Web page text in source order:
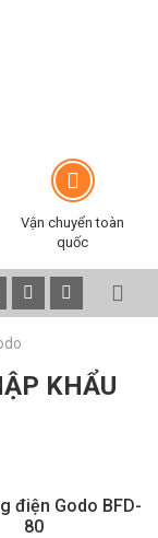
Vận chuyển toàn
quốc
KHẨU
điện Godo BFD-
80